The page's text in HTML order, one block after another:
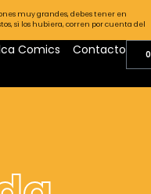
muy grandes, debes tener en
si los hubiera, corren por cuenta del
Comics Contacto